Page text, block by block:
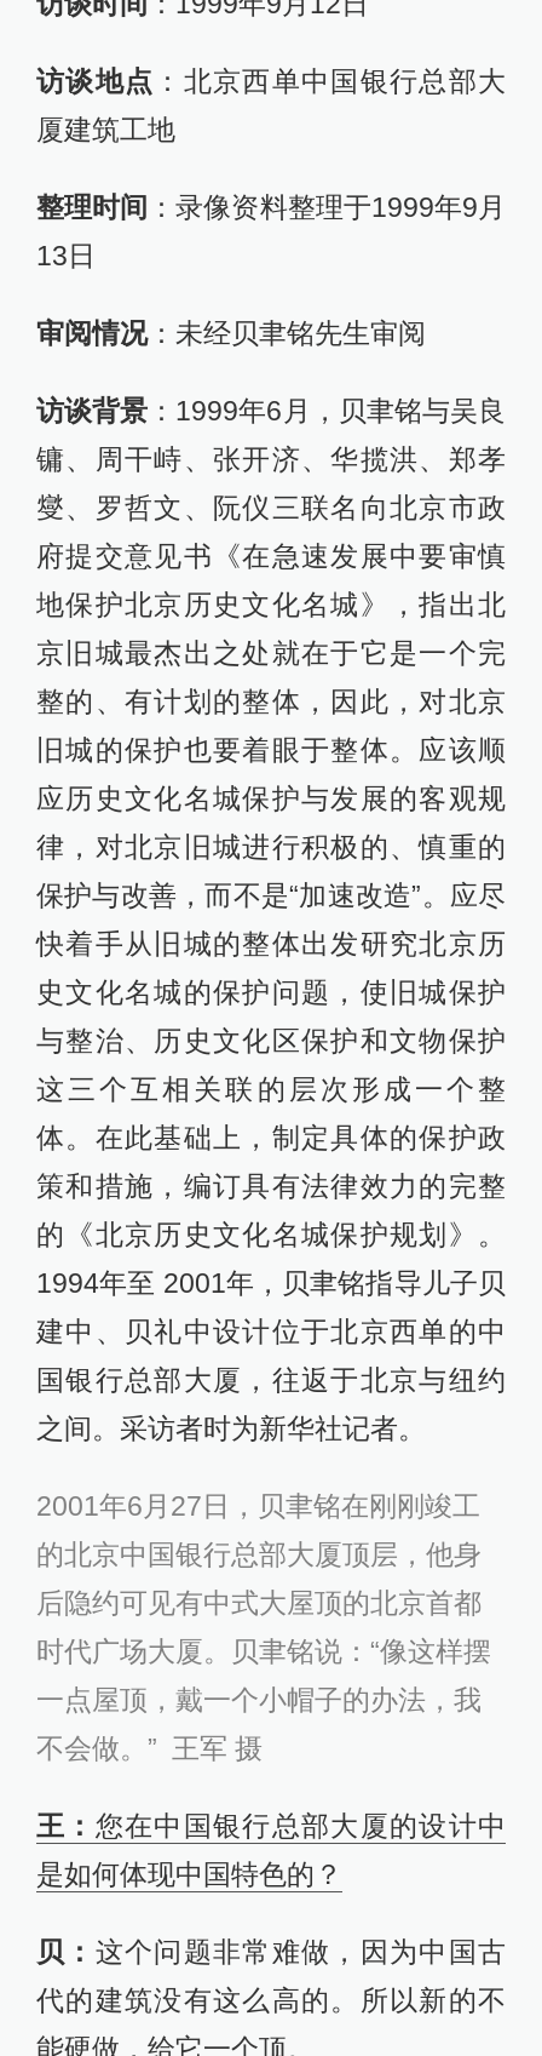
访谈地点 ：北京西单中国银行总部大
厦建筑工地
整理时间 ：录像资料整理于1999年9月
13日
审阅情况：未经贝聿铭先生审阅
访谈背景 ：1999年6月，贝聿铭与吴良
镛、周干峙、张开济、华揽洪、郑孝
燮、罗哲文、阮仪三联名向北京市政
府提交意见书《在急速发展中要审慎
地保护北京历史文化名城》，指出北
京旧城最杰出之处就在于它是一个完
整的、有计划的整体，因此，对北京
旧城的保护也要着眼于整体。应该顺
应历史文化名城保护与发展的客观规
律，对北京旧城进行积极的、慎重的
保护与改善，而不是“加速改造”。应尽
快着手从旧城的整体出发研究北京历
史文化名城的保护问题，使旧城保护
与整治、历史文化区保护和文物保护
这三个互相关联的层次形成一个整
体。在此基础上，制定具体的保护政
策和措施，编订具有法律效力的完整
的《北京历史文化名城保护规划》。
1994年至 2001年，贝聿铭指导儿子贝
建中、贝礼中设计位于北京西单的中
国银行总部大厦，往返于北京与纽约
之间。采访者时为新华社记者。
2001年6月27日，贝聿铭在刚刚竣工
的北京中国银行总部大厦顶层，他身
后隐约可见有中式大屋顶的北京首都
时代广场大厦。贝聿铭说：“像这样摆
一点屋顶，戴一个小帽子的办法，我
不会做。” 王军 摄
王： 您在中国银行总部大厦的设计中
是如何体现中国特色的？
贝： 这个问题非常难做，因为中国古
代的建筑没有这么高的。所以新的不
能硬做，给它一个顶。